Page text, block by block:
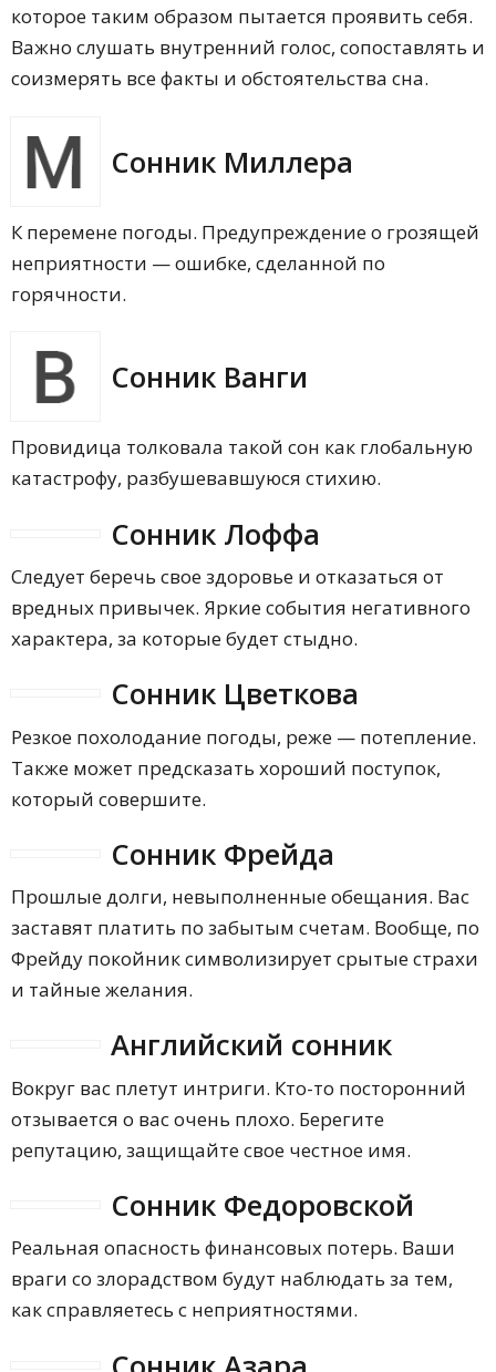
Дарит что-то
Снова хоронит
Выпивает вместе
Отказывает в еде
Плачет по знакомому умершему
Что значит, если приходится часто
видеть похороны умершего человека в
ночных грезах?
смерти?
которое таким образом пытается проявить себя.
Важно слушать внутренний голос, сопоставлять и
соизмерять все факты и обстоятельства сна.
Сонник Миллера
К перемене погоды. Предупреждение о грозящей
неприятности — ошибке, сделанной по
горячности.
Сонник Ванги
Провидица толковала такой сон как глобальную
катастрофу, разбушевавшуюся стихию.
Сонник Лоффа
Следует беречь свое здоровье и отказаться от
вредных привычек. Яркие события негативного
характера, за которые будет стыдно.
Сонник Цветкова
Резкое похолодание погоды, реже — потепление.
Также может предсказать хороший поступок,
который совершите.
Сонник Фрейда
Прошлые долги, невыполненные обещания. Вас
заставят платить по забытым счетам. Вообще, по
Фрейду покойник символизирует срытые страхи
и тайные желания.
Английский сонник
Вокруг вас плетут интриги. Кто-то посторонний
отзывается о вас очень плохо. Берегите
репутацию, защищайте свое честное имя.
Сонник Федоровской
Реальная опасность финансовых потерь. Ваши
враги со злорадством будут наблюдать за тем,
как справляетесь с неприятностями.